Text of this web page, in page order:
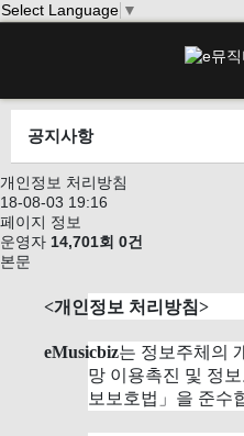
Select Language ▼
공지사항
개인정보 처리방침
18-08-03 19:16
페이지 정보
운영자 14,701회 0건
본문
<개인정보 처리방침>
eMusicbiz는 정보주체의
망 이용촉진 및 정
보보호법」을 준수